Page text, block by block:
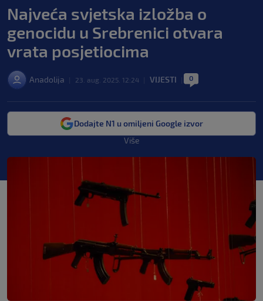
Najveća svjetska izložba o
genocidu u Srebrenici otvara
vrata posjetiocima
Anadolija 23. aug. 2025. 12:24 VIJESTI 0
Dodajte N1 u omiljeni Google izvor
Više